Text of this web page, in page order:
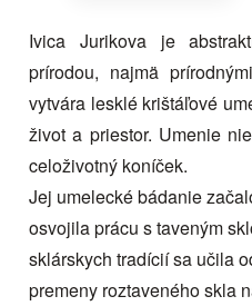
Ivica Jurikova je
prírodou, najmä
vytvára lesklé krištáľové
život a priestor. Umenie
celoživotný koníček.
Jej umelecké bádanie
osvojila prácu s taveným
sklárskych tradícií sa učila
premeny roztaveného skla